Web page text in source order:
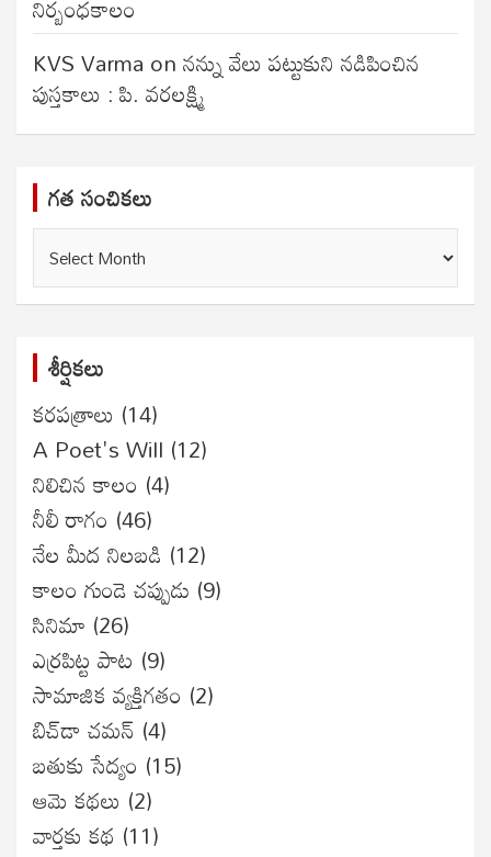
KVS Varma onనన్ను వేలు పట్టుకుని నడిపించిన
పుస్తకాలు : పి. వరలక్ష్మి
గత సంచికలు
గత
సంచికలు
శీర్షికలు
కరపత్రాలు (14)
A Poet's Will (12)
నిలిచిన కాలం (4)
నీలీ రాగం (46)
నేల మీద నిలబడి (12)
కాలం గుండె చప్పుడు (9)
సినిమా (26)
ఎర్రపిట్ట పాట (9)
సామాజిక వ్యక్తిగతం (2)
బిచ్‌డా చమన్ (4)
బతుకు సేద్యం (15)
ఆమె కథలు (2)
వార్తకు కథ (11)